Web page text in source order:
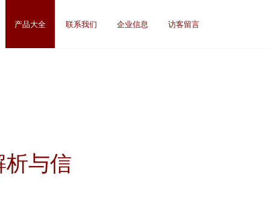
产品大全 联系我们 企业信息 访客留言
析与信